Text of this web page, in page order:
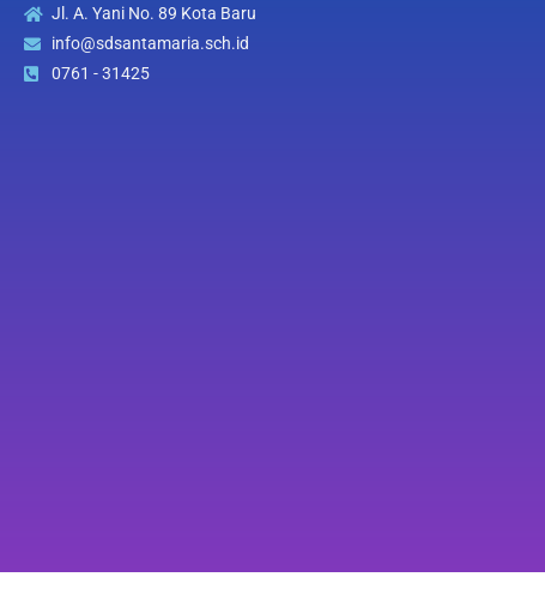
Jl. A. Yani No. 89 Kota Baru
info@sdsantamaria.sch.id
0761 - 31425